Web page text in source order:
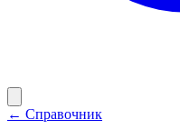
← Справочник